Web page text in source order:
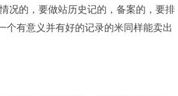
的，要做站历史记的，备案的，要排
个有意义并有好的记录的米同样能卖出